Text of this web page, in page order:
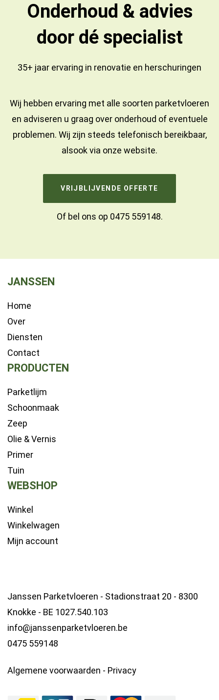
Onderhoud & advies
door dé specialist
35+ jaar ervaring in renovatie en herschuringen
Wij hebben ervaring met alle soorten parketvloeren
en adviseren u graag over onderhoud of eventuele
problemen. Wij zijn steeds telefonisch bereikbaar,
alsook via onze website.
VRIJBLIJVENDE OFFERTE
Of bel ons op 0475 559148.
JANSSEN
Home
Over
Diensten
Contact
PRODUCTEN
Parketlijm
Schoonmaak
Zeep
Olie & Vernis
Primer
Tuin
WEBSHOP
Winkel
Winkelwagen
Mijn account
Janssen Parketvloeren - Stadionstraat 20 - 8300
Knokke - BE 1027.540.103
info@janssenparketvloeren.be
0475 559148
Algemene voorwaarden - Privacy